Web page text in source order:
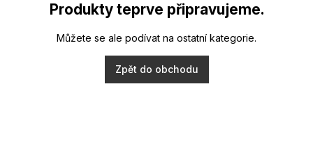
Produkty teprve připravujeme.
Můžete se ale podívat na ostatní kategorie.
Zpět do obchodu